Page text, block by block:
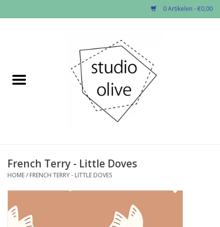
0 Artikelen - €0,00
✂︎Nieuw
Fournituren
Workshops
French Terry - Little Doves
HOME/ FRENCH TERRY - LITTLE DOVES